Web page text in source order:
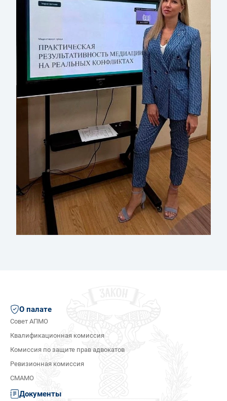
О палате
Совет АПМО
Квалификационная комиссия
Комиссия по защите прав адвокатов
Ревизионная комиссия
СМАМО
Документы